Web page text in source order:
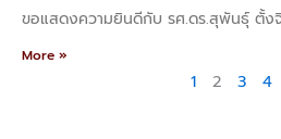
ขอแสดงความยินดีกับ รศ.ดร.สุพันธุ์ ตั้ง
More »
1 2 3 4